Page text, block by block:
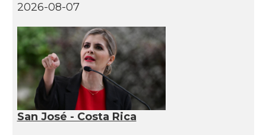
2026-08-07
San José - Costa Rica